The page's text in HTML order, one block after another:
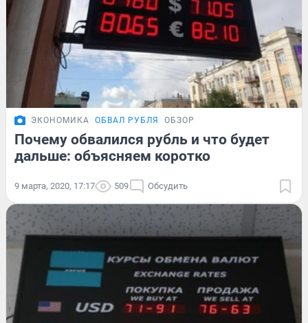
ЭКОНОМИКА ОБВАЛ РУБЛЯ ОБЗОР
Почему обвалился рубль и что будет
дальше: объясняем коротко
9 марта, 2020, 17:17 509 Обсудить